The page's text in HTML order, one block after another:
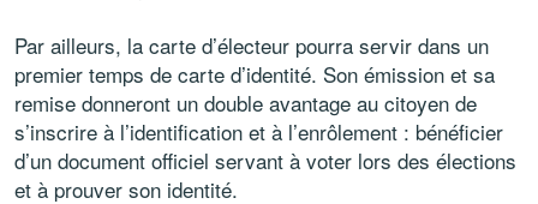
Par ailleurs, la carte d’électeur pourra servir dans un
premier temps de carte d’identité. Son émission et sa
remise donneront un double avantage au citoyen de
s’inscrire à l’identification et à l’enrôlement : bénéficier
d’un document officiel servant à voter lors des élections
et à prouver son identité.